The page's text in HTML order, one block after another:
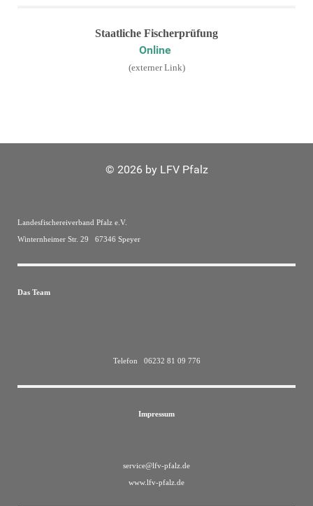
Staatliche Fischerprüfung
Online
(externer Link)
© 2026 by LFV Pfalz
Landesfischereiverband Pfalz e.V.
Winternheimer Str. 29 67346 Speyer
Das Team
Telefon 06232 81 09 776
Impressum
service@lfv-pfalz.de
www.lfv-pfalz.de